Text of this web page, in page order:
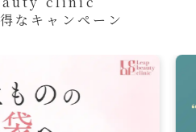
なキャンペーン